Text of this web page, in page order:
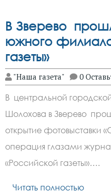
В Зверево
южного
газеты»
"Наша газета" 0
В центральной
Шолохова в Зверево
открытие фотовыставки
операция глазами
«Российской газеты»….
Читать полностью